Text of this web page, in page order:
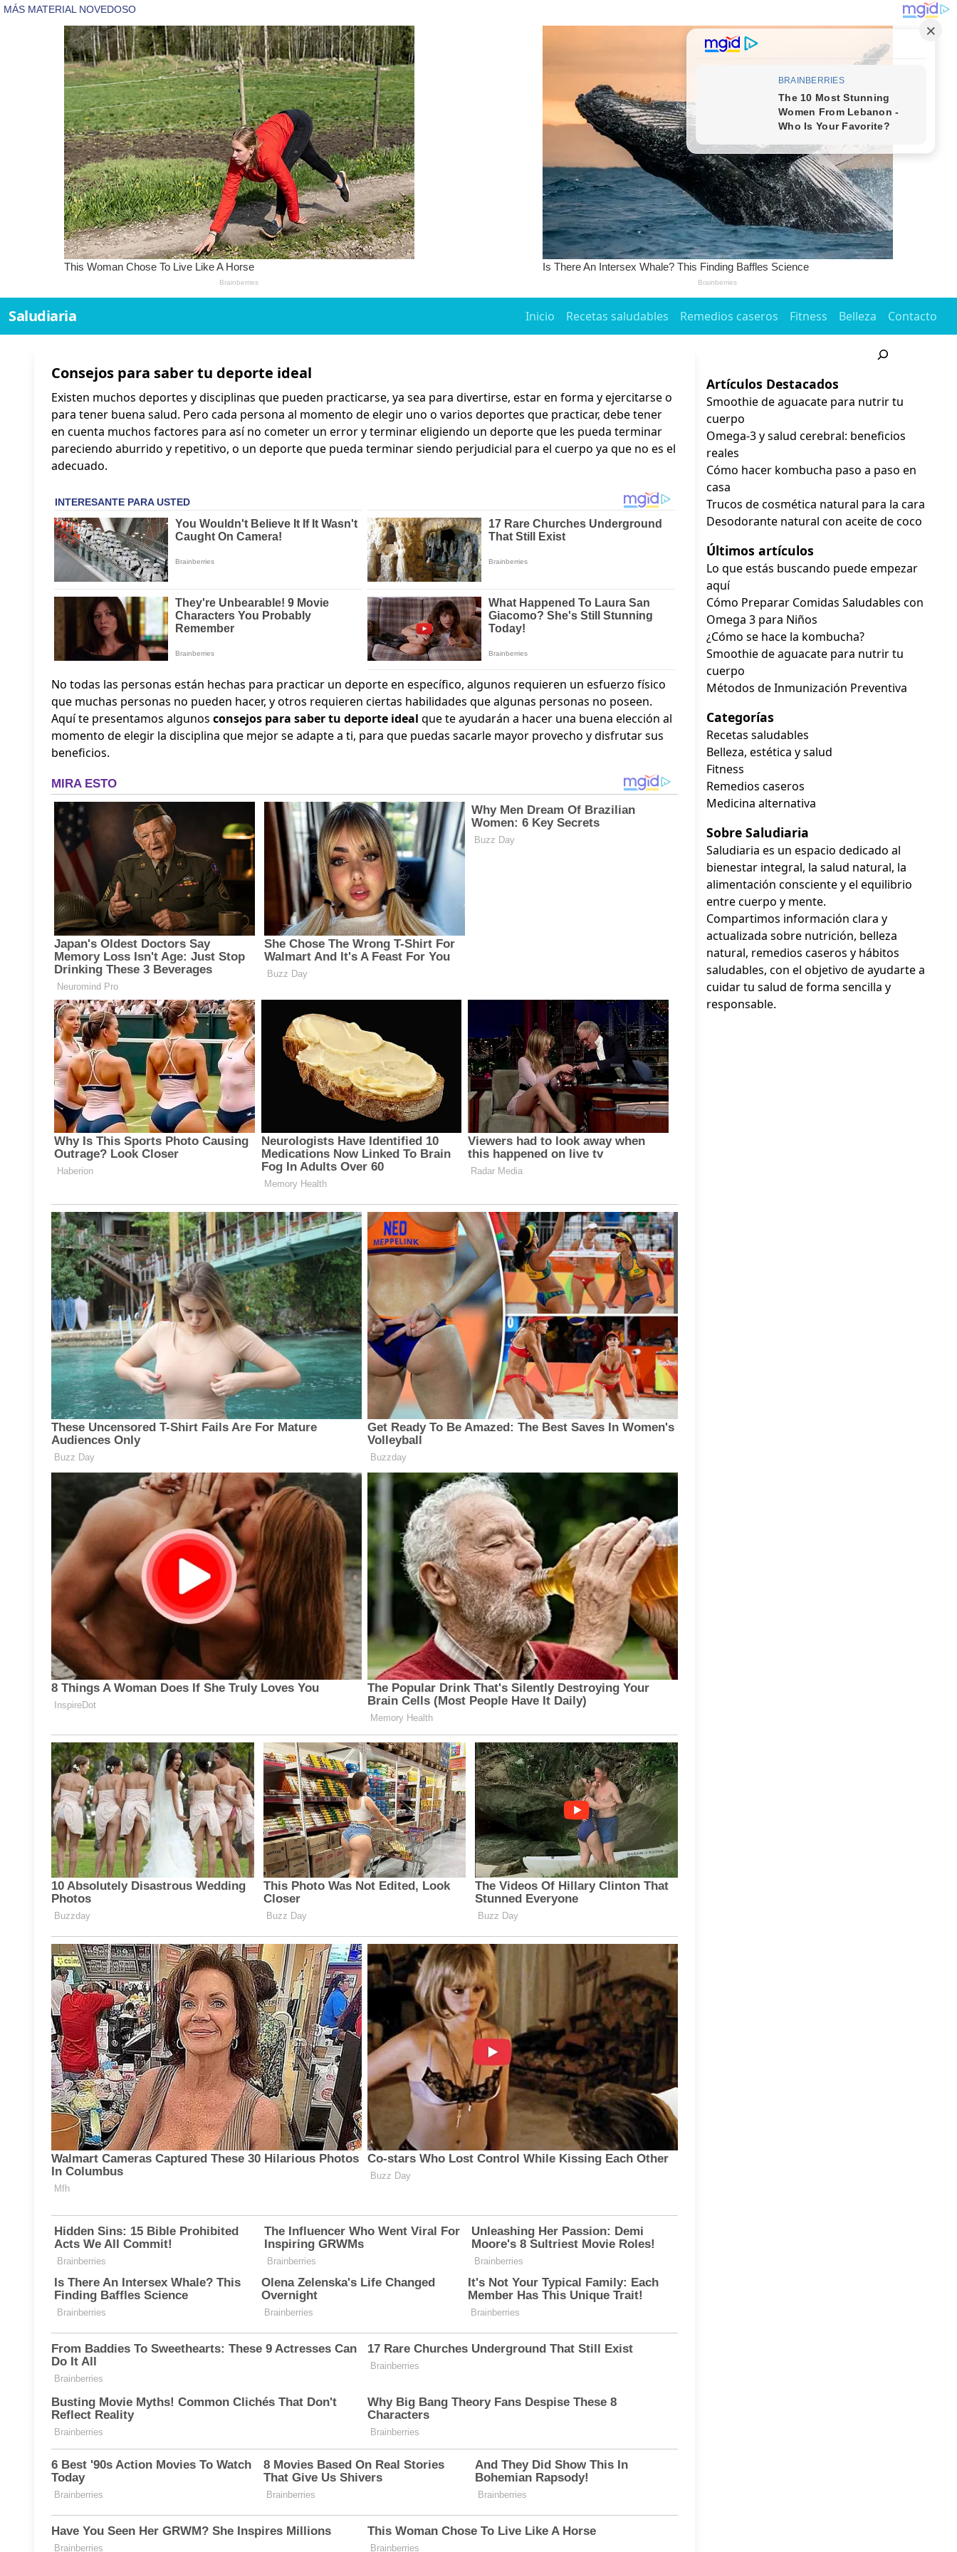
Saludiaria Inicio Recetas saludables Remedios caseros Fitness Belleza Contacto
Consejos para saber tu deporte ideal
Existen muchos deportes y disciplinas que pueden practicarse, ya sea para divertirse, estar en forma y ejercitarse o
para tener buena salud. Pero cada persona al momento de elegir uno o varios deportes que practicar, debe tener
en cuenta muchos factores para así no cometer un error y terminar eligiendo un deporte que les pueda terminar
pareciendo aburrido y repetitivo, o un deporte que pueda terminar siendo perjudicial para el cuerpo ya que no es el
adecuado.
No todas las personas están hechas para practicar un deporte en específico, algunos requieren un esfuerzo físico
que muchas personas no pueden hacer, y otros requieren ciertas habilidades que algunas personas no poseen.
Aquí te presentamos algunos consejos para saber tu deporte ideal que te ayudarán a hacer una buena elección al
momento de elegir la disciplina que mejor se adapte a ti, para que puedas sacarle mayor provecho y disfrutar sus
beneficios.
Artículos Destacados
Smoothie de aguacate para nutrir tu
cuerpo
Omega-3 y salud cerebral: beneficios
reales
Cómo hacer kombucha paso a paso en
casa
Trucos de cosmética natural para la cara
Desodorante natural con aceite de coco
Últimos artículos
Lo que estás buscando puede empezar
aquí
Cómo Preparar Comidas Saludables con
Omega 3 para Niños
¿Cómo se hace la kombucha?
Smoothie de aguacate para nutrir tu
cuerpo
Métodos de Inmunización Preventiva
Categorías
Recetas saludables
Belleza, estética y salud
Fitness
Remedios caseros
Medicina alternativa
Sobre Saludiaria
Saludiaria es un espacio dedicado al
bienestar integral, la salud natural, la
alimentación consciente y el equilibrio
entre cuerpo y mente.
Compartimos información clara y
actualizada sobre nutrición, belleza
natural, remedios caseros y hábitos
saludables, con el objetivo de ayudarte a
cuidar tu salud de forma sencilla y
responsable.